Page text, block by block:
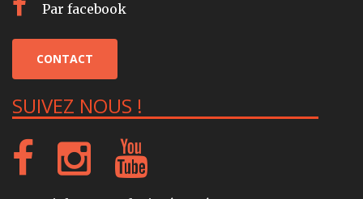
Par facebook
CONTACT
SUIVEZ NOUS !